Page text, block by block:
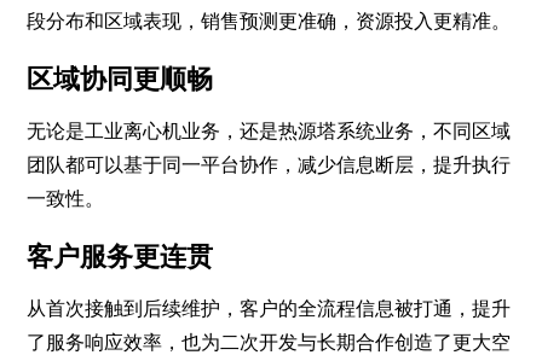
段分布和区域表现，销售预测更准确，资源投入更精准。
区域协同更顺畅
无论是工业离心机业务，还是热源塔系统业务，不同区域
团队都可以基于同一平台协作，减少信息断层，提升执行
一致性。
客户服务更连贯
从首次接触到后续维护，客户的全流程信息被打通，提升
了服务响应效率，也为二次开发与长期合作创造了更大空